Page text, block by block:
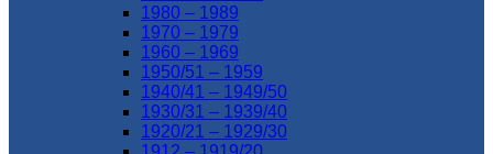
1980 – 1989
1970 – 1979
1960 – 1969
1950/51 – 1959
1940/41 – 1949/50
1930/31 – 1939/40
1920/21 – 1929/30